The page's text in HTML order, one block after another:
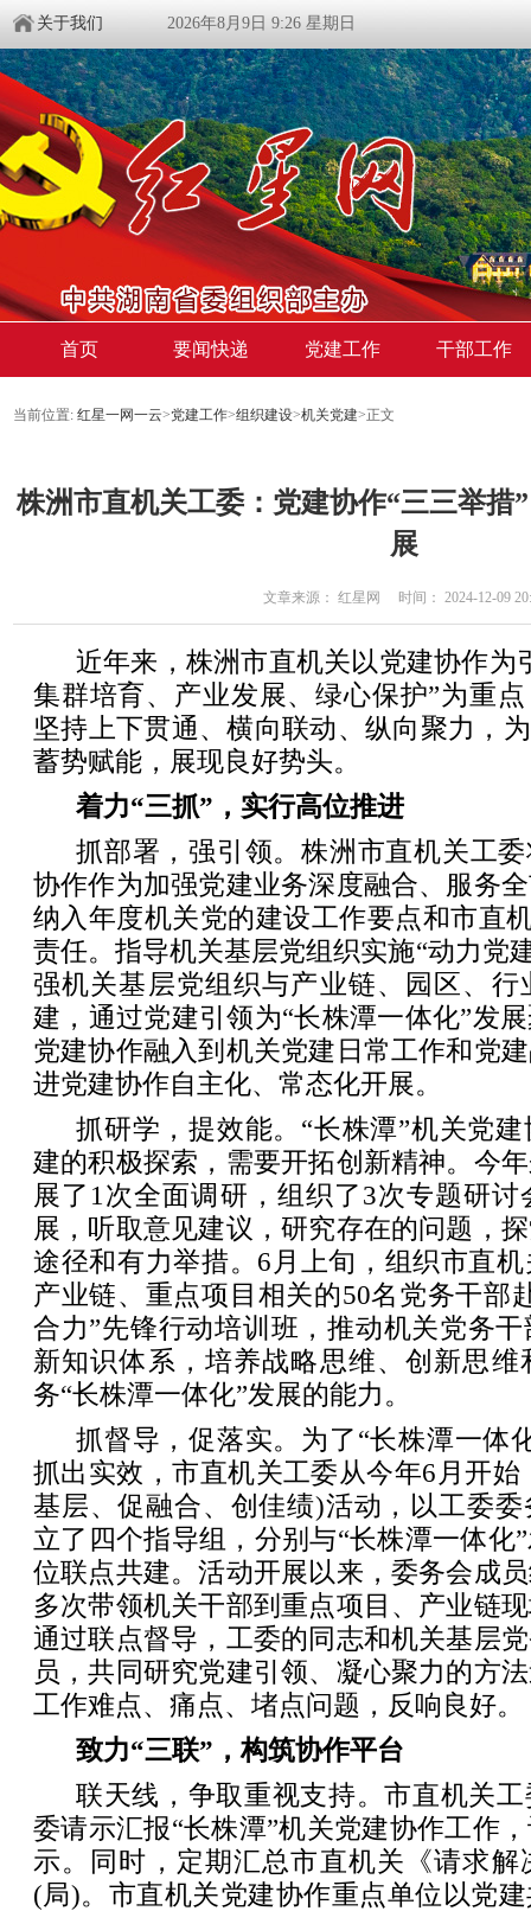
关于我们 2026年8月9日 9:26 星期日
首页 要闻快递 党建工作 干部工作
当前位置: 红星一网一云>党建工作>组织建设>机关党建>正文
株洲市直机关工委：党建协作“三三举措
展
文章来源： 红星网 时间： 2024-12-09
近年来，株洲市直机关以党建协作为
集群培育、产业发展、绿心保护”为重
坚持上下贯通、横向联动、纵向聚力，
蓄势赋能，展现良好势头。
着力“三抓”，实行高位推进
抓部署，强引领。株洲市直机关工
协作作为加强党建业务深度融合、服务
纳入年度机关党的建设工作要点和市直
责任。指导机关基层党组织实施“动力党
强机关基层党组织与产业链、园区、行
建，通过党建引领为“长株潭一体化”发
党建协作融入到机关党建日常工作和党
进党建协作自主化、常态化开展。
抓研学，提效能。“长株潭”机关党
建的积极探索，需要开拓创新精神。今
展了1次全面调研，组织了3次专题研
展，听取意见建议，研究存在的问题，
途径和有力举措。6月上旬，组织市直
产业链、重点项目相关的50名党务干部
合力”先锋行动培训班，推动机关党务
新知识体系，培养战略思维、创新思维
务“长株潭一体化”发展的能力。
抓督导，促落实。为了“长株潭一体
抓出实效，市直机关工委从今年6月开始
基层、促融合、创佳绩)活动，以工委
立了四个指导组，分别与“长株潭一体化
位联点共建。活动开展以来，委务会成
多次带领机关干部到重点项目、产业链
通过联点督导，工委的同志和机关基层
员，共同研究党建引领、凝心聚力的方
工作难点、痛点、堵点问题，反响良好。
致力“三联”，构筑协作平台
联天线，争取重视支持。市直机关
委请示汇报“长株潭”机关党建协作工作
示。同时，定期汇总市直机关《请求解
(局)。市直机关党建协作重点单位以党